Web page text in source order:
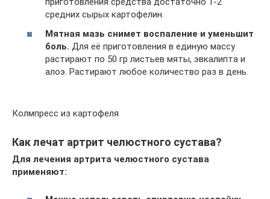
средних сырых картофелин.
Мятная мазь снимет воспаление и уменьшит
боль. Для её приготовления в единую массу
растирают по 50 гр листьев мяты, эвкалипта и
алоэ. Растирают любое количество раз в день.
Колмпресс из картофеля
Как лечат артрит челюстного сустава?
Для лечения артрита челюстного сустава
применяют: